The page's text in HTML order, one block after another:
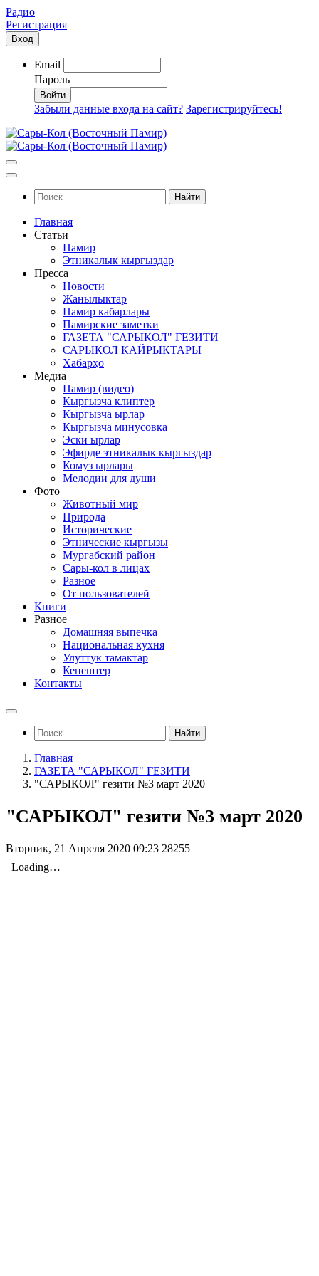
Радио
Регистрация
Вход
Email
Пароль
Забыли данные входа на сайт? Зарегистрируйтесь!
Найти
Главная
Статьи
Памир
Этникалык кыргыздар
Пресса
Новости
Жанылыктар
Памир кабарлары
Памирские заметки
ГАЗЕТА "САРЫКОЛ" ГЕЗИТИ
САРЫКОЛ КАЙРЫКТАРЫ
Хабарҳо
Медиа
Памир (видео)
Кыргызча клиптер
Кыргызча ырлар
Кыргызча минусовка
Эски ырлар
Эфирде этникалык кыргыздар
Комуз ырлары
Мелодии для души
Фото
Животный мир
Природа
Исторические
Этнические кыргызы
Мургабский район
Сары-кол в лицах
Разное
От пользователей
Книги
Разное
Домашняя выпечка
Национальная кухня
Улуттук тамактар
Кенештер
Контакты
Найти
Главная
ГАЗЕТА "САРЫКОЛ" ГЕЗИТИ
"САРЫКОЛ" гезити №3 март 2020
"САРЫКОЛ" гезити №3 март 2020
Вторник, 21 Апреля 2020 09:23 28255